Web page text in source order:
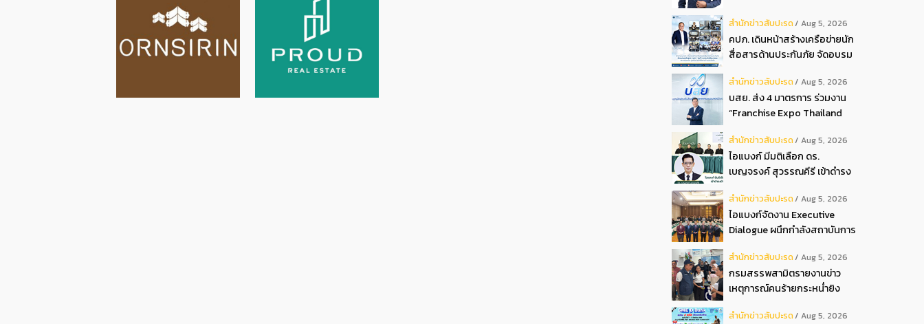
2026
สํานักข่าวสับปะรด Aug 5, 2026
คปภ. เดินหน้าสร้างเครือข่ายนัก
สื่อสารด้านประกันภัย จัดอบรม
สํานักข่าวสับปะรด Aug 5, 2026
บสย. ส่ง 4 มาตรการ ร่วมงาน
“Franchise Expo Thailand
สํานักข่าวสับปะรด Aug 5, 2026
ไอแบงก์ มีมติเลือก ดร.
เบญจรงค์ สุวรรณคีรี เข้าดำรง
การประชุมวิสามัญผู้ถือหุ้น ครั้ง
ที่ 22569
สํานักข่าวสับปะรด Aug 5, 2026
ไอแบงก์จัดงาน Executive
Dialogue ผนึกกำลังสถาบันการ
ถ่ายทอดประสบการณ์กว่า 40 ปี
เตรียมความพร้อมองค์กรสู่การ
เป็นธนาคารอิสลามแห่งอนาคต
สํานักข่าวสับปะรด Aug 5, 2026
กรมสรรพสามิตรายงานข่าว
เหตุการณ์คนร้ายกระหน่ำยิง
ปัตตานี สาขามายอ
สํานักข่าวสับปะรด Aug 5, 2026